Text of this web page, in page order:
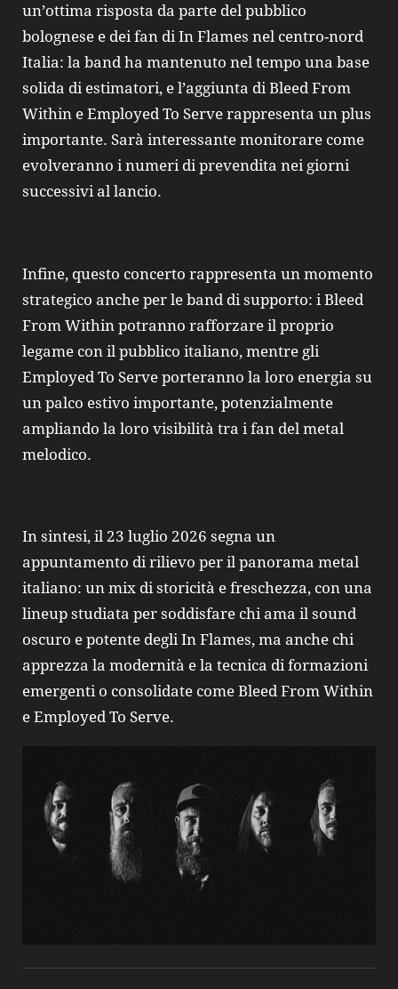
un’ottima risposta da parte del pubblico
bolognese e dei fan di In Flames nel centro-nord
Italia: la band ha mantenuto nel tempo una base
solida di estimatori, e l’aggiunta di Bleed From
Within e Employed To Serve rappresenta un plus
importante. Sarà interessante monitorare come
evolveranno i numeri di prevendita nei giorni
successivi al lancio.
Infine, questo concerto rappresenta un momento
strategico anche per le band di supporto: i Bleed
From Within potranno rafforzare il proprio
legame con il pubblico italiano, mentre gli
Employed To Serve porteranno la loro energia su
un palco estivo importante, potenzialmente
ampliando la loro visibilità tra i fan del metal
melodico.
In sintesi, il 23 luglio 2026 segna un
appuntamento di rilievo per il panorama metal
italiano: un mix di storicità e freschezza, con una
lineup studiata per soddisfare chi ama il sound
oscuro e potente degli In Flames, ma anche chi
apprezza la modernità e la tecnica di formazioni
emergenti o consolidate come Bleed From Within
e Employed To Serve.